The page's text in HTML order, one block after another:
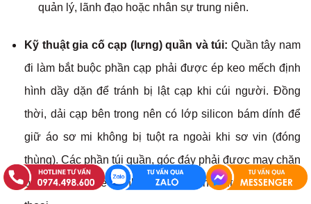
quản lý, lãnh đạo hoặc nhân sự trung niên.
Kỹ thuật gia cố cạp (lưng) quần và túi: Quần tây nam
đi làm bắt buộc phần cạp phải được ép keo mếch định
hình dầy dặn để tránh bị lật cạp khi cúi người. Đồng
thời, dải cạp bên trong nên có lớp silicon bám dính để
giữ áo sơ mi không bị tuột ra ngoài khi sơ vin (đóng
thùng). Các phần túi quần, góc đáy phải được may chặn
bọ (bar-tack) để tránh rách toạc khi đút bóp ví, điện